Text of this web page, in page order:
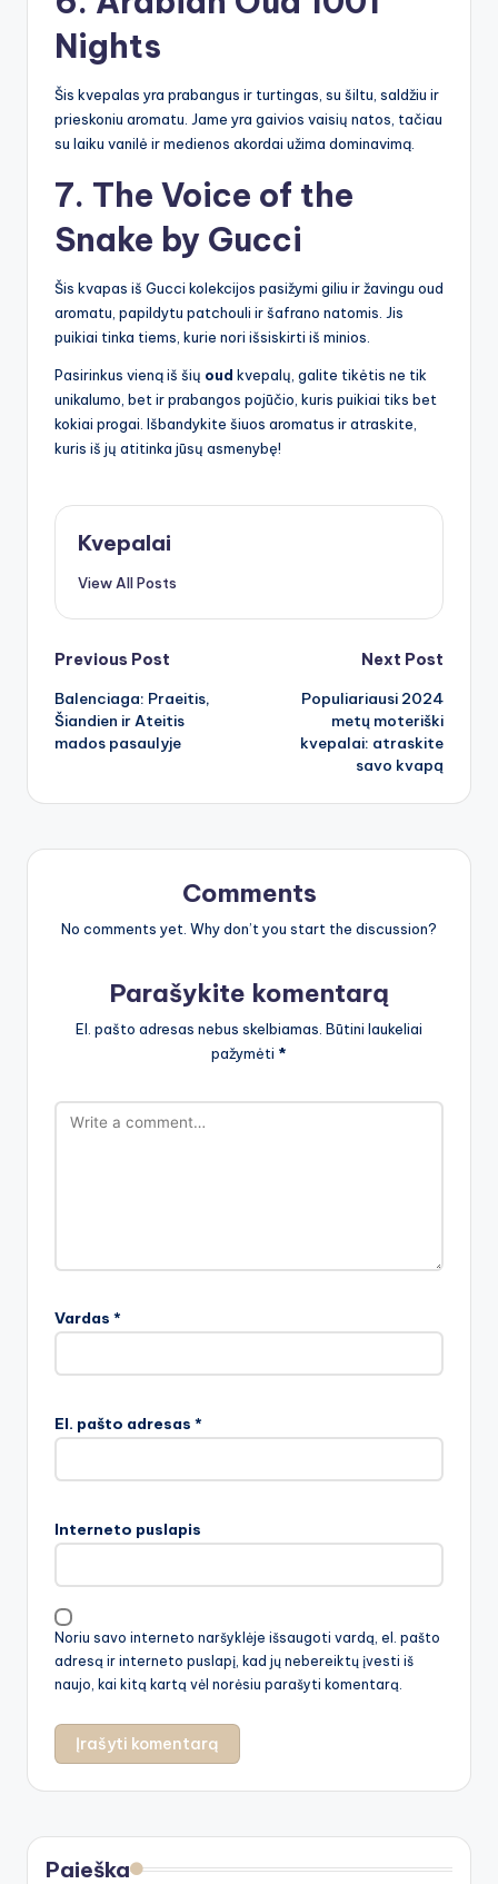
Nights
Šis kvepalas yra prabangus ir turtingas, su šiltu, saldžiu ir
prieskoniu aromatu. Jame yra gaivios vaisių natos, tačiau
su laiku vanilė ir medienos akordai užima dominavimą.
7. The Voice of the
Snake by Gucci
Šis kvapas iš Gucci kolekcijos pasižymi giliu ir žavingu oud
aromatu, papildytu patchouli ir šafrano natomis. Jis
puikiai tinka tiems, kurie nori išsiskirti iš minios.
Pasirinkus vieną iš šių oud kvepalų, galite tikėtis ne tik
unikalumo, bet ir prabangos pojūčio, kuris puikiai tiks bet
kokiai progai. Išbandykite šiuos aromatus ir atraskite,
kuris iš jų atitinka jūsų asmenybę!
Kvepalai
View All Posts
Post
navigation
Previous Post
Balenciaga: Praeitis,
Šiandien ir Ateitis
mados pasaulyje
Next Post
Populiariausi 2024
metų moteriški
kvepalai: atraskite
savo kvapą
Comments
No comments yet. Why don’t you start the discussion?
Parašykite komentarą
El. pašto adresas nebus skelbiamas. Būtini laukeliai
pažymėti *
Vardas *
El. pašto adresas *
Interneto puslapis
Noriu savo interneto naršyklėje išsaugoti vardą, el. pašto
adresą ir interneto puslapį, kad jų nebereiktų įvesti iš
naujo, kai kitą kartą vėl norėsiu parašyti komentarą.
Paieška